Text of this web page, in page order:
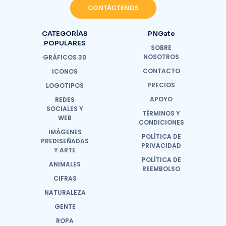
CONTÁCTENOS
CATEGORÍAS
POPULARES
GRÁFICOS 3D
ICONOS
LOGOTIPOS
REDES
SOCIALES Y
WEB
IMÁGENES
PREDISEÑADAS
Y ARTE
ANIMALES
CIFRAS
NATURALEZA
GENTE
ROPA
PNGate
SOBRE
NOSOTROS
CONTACTO
PRECIOS
APOYO
TÉRMINOS Y
CONDICIONES
POLÍTICA DE
PRIVACIDAD
POLÍTICA DE
REEMBOLSO